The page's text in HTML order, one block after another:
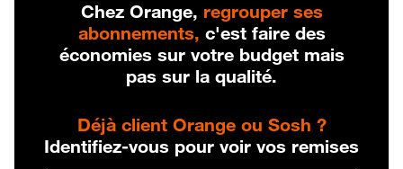
Chez Orange, regrouper ses
abonnements, c'est faire des
économies sur votre budget mais
pas sur la qualité.
Déjà client Orange ou Sosh ?
Identifiez-vous pour voir vos remises